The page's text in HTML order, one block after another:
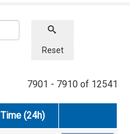
Reset
7901 - 7910 of 12541
Time (24h)